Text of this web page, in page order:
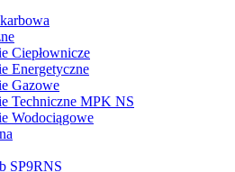
Ciepłownicze
Energetyczne
Gazowe
Techniczne MPK NS
Wodociągowe
SP9RNS